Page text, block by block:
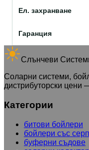
Ел. захранване
Гаранция
Слънчеви
Соларни системи,
дистрибуторски цени
Категории
битови бойлери
бойлери със
буферни съдове